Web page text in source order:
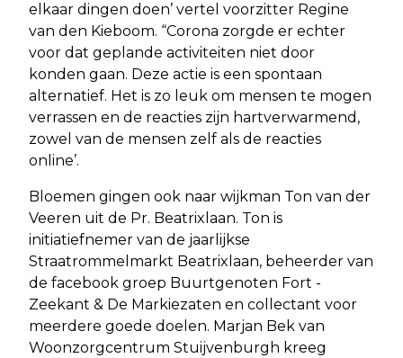
elkaar dingen doen’ vertel voorzitter Regine
van den Kieboom. “Corona zorgde er echter
voor dat geplande activiteiten niet door
konden gaan. Deze actie is een spontaan
alternatief. Het is zo leuk om mensen te mogen
verrassen en de reacties zijn hartverwarmend,
zowel van de mensen zelf als de reacties
online’.
Bloemen gingen ook naar wijkman Ton van der
Veeren uit de Pr. Beatrixlaan. Ton is
initiatiefnemer van de jaarlijkse
Straatrommelmarkt Beatrixlaan, beheerder van
de facebook groep Buurtgenoten Fort -
Zeekant & De Markiezaten en collectant voor
meerdere goede doelen. Marjan Bek van
Woonzorgcentrum Stuijvenburgh kreeg